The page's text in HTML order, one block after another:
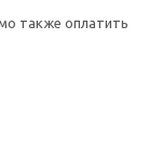
также оплатить